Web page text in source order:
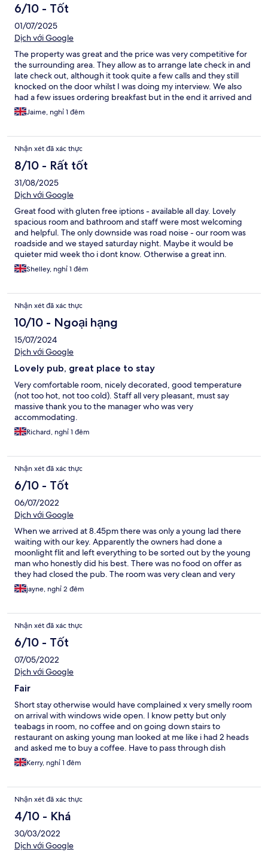
6/10 - Tốt
01/07/2025
Dịch với Google
The property was great and the price was very competitive for
the surrounding area. They allow as to arrange late check in and
late check out, although it took quite a few calls and they still
knocked on the door whilst I was doing my interview. We also
had a few issues ordering breakfast but in the end it arrived and
it was really great. Overall, I would highly recommend
Jaime, nghỉ 1 đêm
Nhận xét đã xác thực
8/10 - Rất tốt
31/08/2025
Dịch với Google
Great food with gluten free iptions - available all day. Lovely
spacious room and bathroom and staff were most welcoming
and helpful. The only downside was road noise - our room was
roadside and we stayed saturday night. Maybe it would be
quieter mid week tho i dont know. Otherwise a great inn.
Shelley, nghỉ 1 đêm
Nhận xét đã xác thực
10/10 - Ngoại hạng
15/07/2024
Dịch với Google
Lovely pub, great place to stay
Very comfortable room, nicely decorated, good temperature
(not too hot, not too cold). Staff all very pleasant, must say
massive thank you to the manager who was very
accommodating.
Richard, nghỉ 1 đêm
Nhận xét đã xác thực
6/10 - Tốt
06/07/2022
Dịch với Google
When we arrived at 8.45pm there was only a young lad there
waiting with our key. Apparently the owners had done a
moonlight flit and left everything to be sorted out by the young
man who honestly did his best. There was no food on offer as
they had closed the pub. The room was very clean and very
comfortable (thank goodness). Limited coffee and tea facilities
though. They had a lot of maintenance people there the next
a nice place.
jayne, nghỉ 2 đêm
Nhận xét đã xác thực
6/10 - Tốt
07/05/2022
Dịch với Google
Fair
Short stay otherwise would have complained x very smelly room
on arrival with windows wide open. I know petty but only
teabags in room, no coffee and on going down stairs to
restaurant on asking young man looked at me like i had 2 heads
and asked me to buy a coffee. Have to pass through dish
washing and kitchen to get to out of way door to upto room.
Kerry, nghỉ 1 đêm
Nhận xét đã xác thực
4/10 - Khá
30/03/2022
Dịch với Google